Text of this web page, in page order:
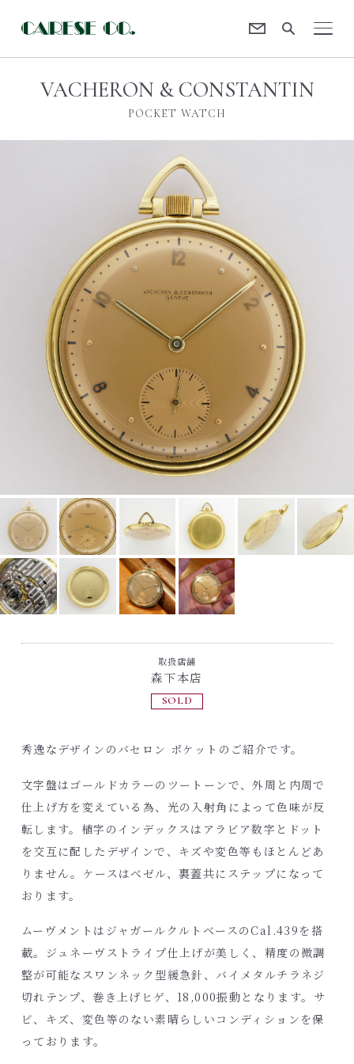
VACHERON & CONSTANTIN
POCKET WATCH
取扱店舗
森下本店
SOLD
秀逸なデザインのバセロン ポケットのご紹介です。
文字盤はゴールドカラーのツートーンで、外周と内周で
仕上げ方を変えている為、光の入射角によって色味が反
転します。植字のインデックスはアラビア数字とドット
を交互に配したデザインで、キズや変色等もほとんどあ
りません。ケースはベゼル、裏蓋共にステップになって
おります。
ムーヴメントはジャガールクルトベースのCal.439を搭
載。ジュネーヴストライプ仕上げが美しく、精度の微調
整が可能なスワンネック型緩急針、バイメタルチラネジ
切れテンプ、巻き上げヒゲ、18,000振動となります。サ
ビ、キズ、変色等のない素晴らしいコンディションを保
っております。